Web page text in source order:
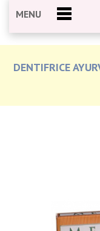
MENU
DENTIFRICE